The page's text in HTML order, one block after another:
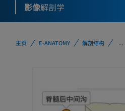
影像解剖学
主页 E-ANATOMY 解剖结构 ...